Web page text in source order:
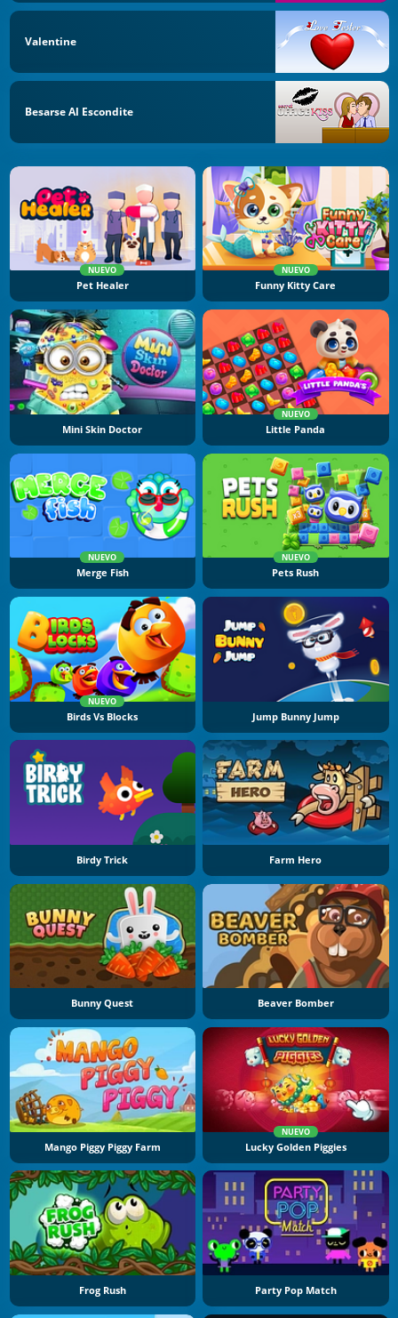
Valentine
Besarse Al Escondite
NUEVO
Pet Healer
NUEVO
Funny Kitty Care
Mini Skin Doctor
NUEVO
Little Panda
NUEVO
Merge Fish
NUEVO
Pets Rush
NUEVO
Birds Vs Blocks Jump Bunny Jump
Birdy Trick Farm Hero
Bunny Quest Beaver Bomber
Mango Piggy Piggy Farm
NUEVO
Lucky Golden Piggies
Frog Rush Party Pop Match